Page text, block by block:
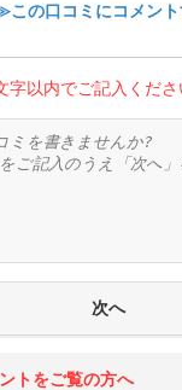
この口コミにコメン
以内でご記入くださ
トをご覧の方へ